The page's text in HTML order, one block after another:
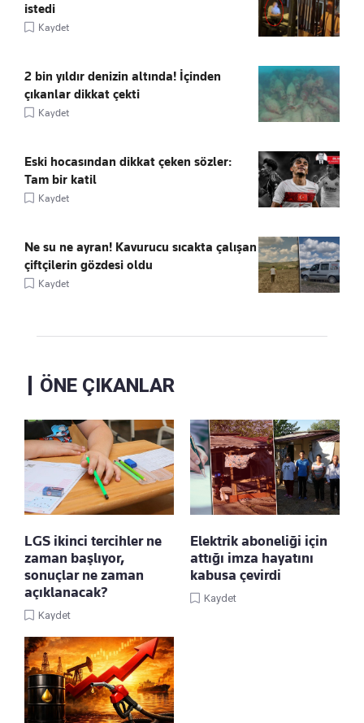
istedi
Kaydet
2 bin yıldır denizin altında! İçinden
çıkanlar dikkat çekti
Kaydet
Eski hocasından dikkat çeken sözler:
Tam bir katil
Kaydet
Ne su ne ayran! Kavurucu sıcakta çalışan
çiftçilerin gözdesi oldu
Kaydet
ÖNE ÇIKANLAR
LGS ikinci tercihler ne
zaman başlıyor,
sonuçlar ne zaman
açıklanacak?
Kaydet
Elektrik aboneliği için
attığı imza hayatını
kabusa çevirdi
Kaydet